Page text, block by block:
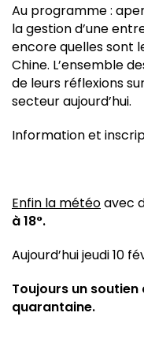
Au programme :
la gestion d’une
encore quelles sont
Chine. L’ensemble
de leurs réflexions
secteur aujourd’hui.
Information et
Enfin la météoavec
à 18°.
Aujourd’hui jeudi 10
Toujours un
quarantaine.